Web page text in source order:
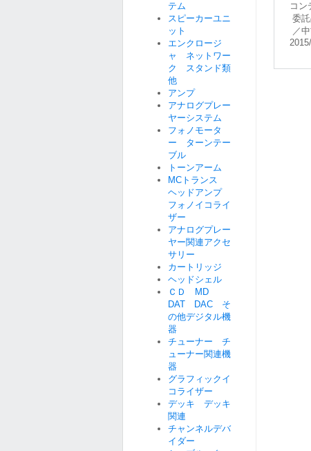
コン
委
／
テム
スピーカーユニ
ット
エンクロージ
ャ ネットワー
ク スタンド類
他
アンプ
アナログプレー
ヤーシステム
フォノモータ
ー ターンテー
ブル
トーンアーム
MCトランス
ヘッドアンプ
フォノイコライ
ザー
アナログプレー
ヤー関連アクセ
サリー
カートリッジ
ヘッドシェル
ＣＤ MD
DAT DAC そ
の他デジタル機
器
チューナー チ
ューナー関連機
器
グラフィックイ
コライザー
デッキ デッキ
関連
チャンネルデバ
イダー